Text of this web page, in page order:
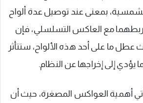
بمعنى عند توصيل عدة ألواح
ربطهما مع العاكس التسلسلي، فإن
ما على أحد هذه الألواح، ستتأثر
يؤدي إلى إخراجها عن النظام.
أهمية العواكس المصغرة، حيث أن